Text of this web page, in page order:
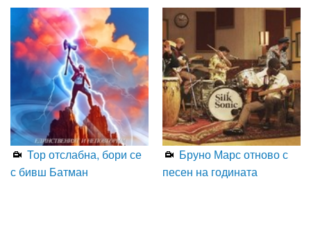
Тор отслабна, бори се
с бивш Батман
Бруно Марс отново с
песен на годината